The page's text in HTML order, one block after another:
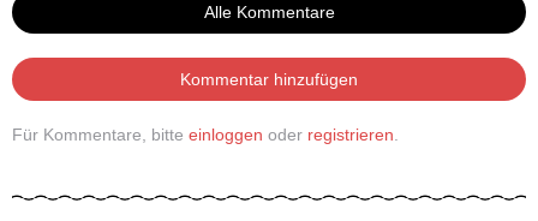
Alle Kommentare
Kommentar hinzufügen
Für Kommentare, bitte einloggen oder registrieren